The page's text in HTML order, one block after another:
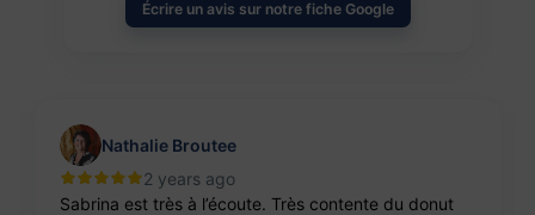
Écrire un avis sur notre fiche Google
Nathalie Broutee
2 years ago
Sabrina est très à l’écoute. Très contente du donut